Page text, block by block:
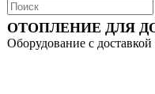
ОТОПЛЕНИЕ ДЛЯ
Оборудование с